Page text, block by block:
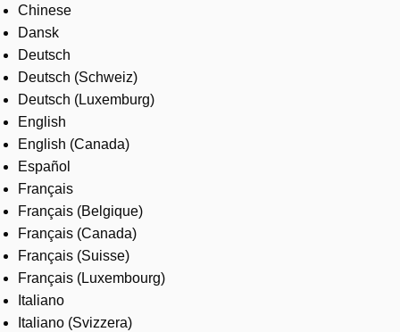
Industries
Services
About us
Where to buy
Contact us
Careers
Chinese
Dansk
Deutsch
Deutsch (Schweiz)
Deutsch (Luxemburg)
English
English (Canada)
Español
Français
Français (Belgique)
Français (Canada)
Français (Suisse)
Français (Luxembourg)
Italiano
Italiano (Svizzera)